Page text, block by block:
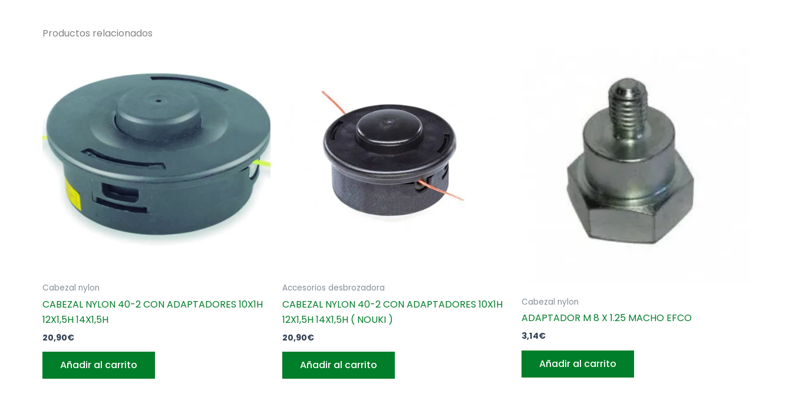
Productos relacionados
Cabezal nylon
CABEZAL NYLON 40-2 CON ADAPTADORES 10X1H
12X1,5H 14X1,5H
20,90€
Añadir al carrito
Accesorios desbrozadora
CABEZAL NYLON 40-2 CON ADAPTADORES 10X1H
12X1,5H 14X1,5H ( NOUKI )
20,90€
Añadir al carrito
Cabezal nylon
ADAPTADOR M 8 X 1.25 MACHO EFCO
3,14€
Añadir al carrito